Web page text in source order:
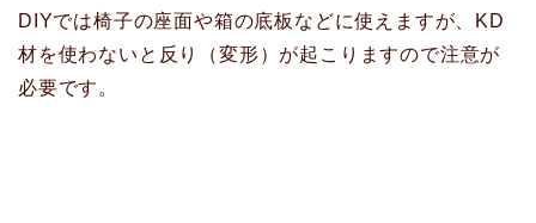
DIYでは椅子の座面や箱の底板などに使えますが、KD
材を使わないと反り（変形）が起こりますので注意が
必要です。